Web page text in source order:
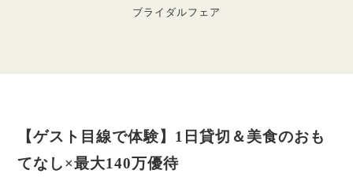
ブライダルフェア
【ゲスト目線で体験】1日貸切＆美食のおも
てなし×最大140万優待